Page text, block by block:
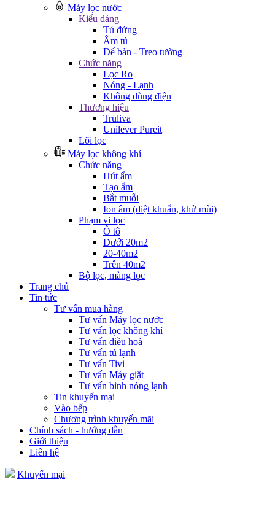
Máy lọc nước
Kiểu dáng
Tủ đứng
Âm tủ
Để bàn - Treo tường
Chức năng
Lọc Ro
Nóng - Lạnh
Không dùng điện
Thương hiệu
Truliva
Unilever Pureit
Lõi lọc
Máy lọc không khí
Chức năng
Hút ẩm
Tạo ẩm
Bắt muỗi
Ion âm (diệt khuẩn, khử mùi)
Phạm vi lọc
Ô tô
Dưới 20m2
20-40m2
Trên 40m2
Bộ lọc, màng lọc
Trang chủ
Tin tức
Tư vấn mua hàng
Tư vấn Máy lọc nước
Tư vấn lọc không khí
Tư vấn điều hoà
Tư vấn tủ lạnh
Tư vấn Tivi
Tư vấn Máy giặt
Tư vấn bình nóng lạnh
Tin khuyến mại
Vào bếp
Chương trình khuyến mãi
Chính sách - hướng dẫn
Giới thiệu
Liên hệ
Khuyến mại